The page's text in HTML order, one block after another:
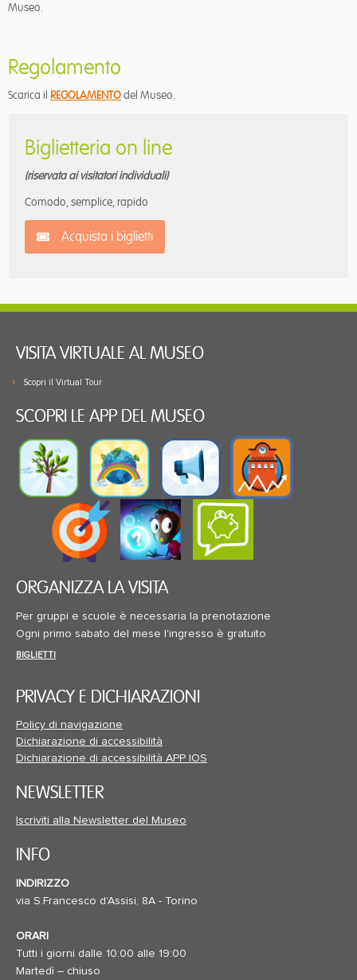
Museo.
Regolamento
Scarica il REGOLAMENTOdel Museo.
Biglietteria on line
(riservata ai visitatori individuali)
Comodo, semplice, rapido
Acquista i biglietti
VISITA VIRTUALE AL MUSEO
Scopri il Virtual Tour
SCOPRI LE APP DEL MUSEO
ORGANIZZA LA VISITA
Per gruppi e scuole è necessaria la prenotazione
Ogni primo sabato del mese l'ingresso è gratuito
BIGLIETTI
PRIVACY E DICHIARAZIONI
Policy di navigazione
Dichiarazione di accessibilità
Dichiarazione di accessibilità APP IOS
NEWSLETTER
Iscriviti alla Newsletter del Museo
INFO
INDIRIZZO
via S.Francesco d'Assisi, 8A - Torino
ORARI
Tutti i giorni dalle 10:00 alle 19:00
Martedì – chiuso